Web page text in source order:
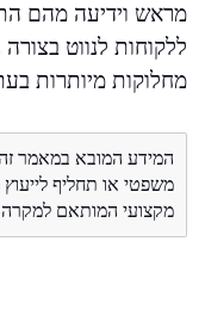
מראש וידיעה מהם
ללקוחות לנווט
מחלוקות מיותרות
המידע המובא במאמר זה
משפטי או תחליף
מקצועי המותאם למקרה